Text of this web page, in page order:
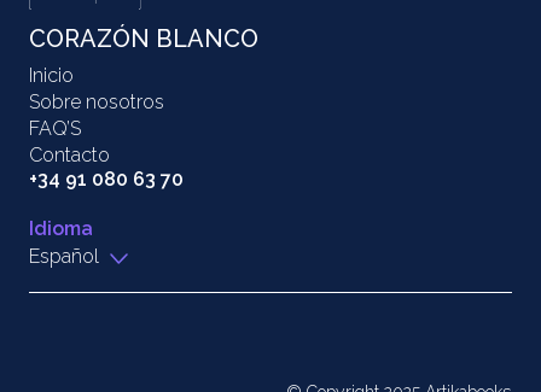
CORAZÓN BLANCO
Inicio
Sobre nosotros
FAQ’S
Contacto
+34 91 080 63 70
Idioma
Español